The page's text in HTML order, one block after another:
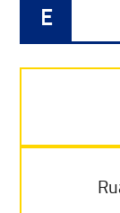
E